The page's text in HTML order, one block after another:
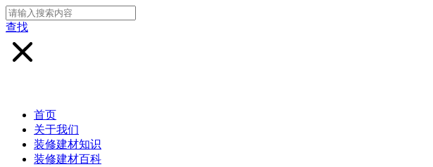
查找
首页
关于我们
装修建材知识
装修建材百科